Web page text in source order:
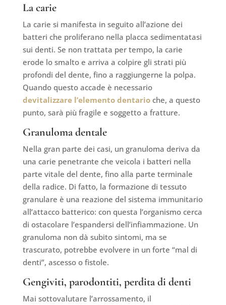
La carie
La carie si manifesta in seguito all’azione dei
batteri che proliferano nella placca sedimentatasi
sui denti. Se non trattata per tempo, la carie
erode lo smalto e arriva a colpire gli strati più
profondi del dente, fino a raggiungerne la polpa.
Quando questo accade è necessario
devitalizzare l’elemento dentarioche, a questo
punto, sarà più fragile e soggetto a fratture.
Granuloma dentale
Nella gran parte dei casi, un granuloma deriva da
una carie penetrante che veicola i batteri nella
parte vitale del dente, fino alla parte terminale
della radice. Di fatto, la formazione di tessuto
granulare è una reazione del sistema immunitario
all’attacco batterico: con questa l’organismo cerca
di ostacolare l’espandersi dell’infiammazione. Un
granuloma non dà subito sintomi, ma se
trascurato, potrebbe evolvere in un forte “mal di
denti”, ascesso o fistole.
Gengiviti, parodontiti, perdita di denti
Mai sottovalutare l’arrossamento, il